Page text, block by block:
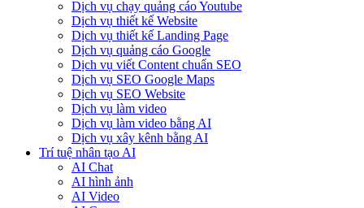
Dịch vụ chạy quảng cáo Youtube
Dịch vụ thiết kế Website
Dịch vụ thiết kế Landing Page
Dịch vụ quảng cáo Google
Dịch vụ viết Content chuẩn SEO
Dịch vụ SEO Google Maps
Dịch vụ SEO Website
Dịch vụ làm video
Dịch vụ làm video bằng AI
Dịch vụ xây kênh bằng AI
Trí tuệ nhân tạo AI
AI Chat
AI hình ảnh
AI Video